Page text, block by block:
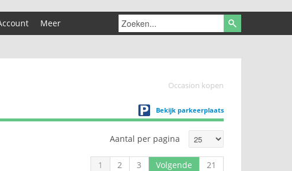
Meer
Occasion kopen
Bekijk parkeerplaats
Aantal per pagina
1 2 3 Volgende 21